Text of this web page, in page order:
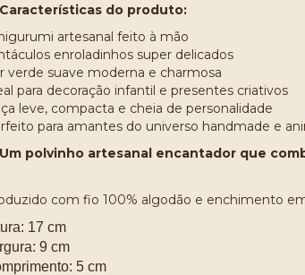
Características do produto:
artesanal feito à mão
enroladinhos super delicados
verde suave moderna e charmosa
para decoração infantil e presentes criativos
leve, compacta e cheia de personalidade
para amantes do universo handmade e
Um polvinho artesanal encantador que
com fio 100% algodão e enchimento
17 cm
9 cm
5 cm